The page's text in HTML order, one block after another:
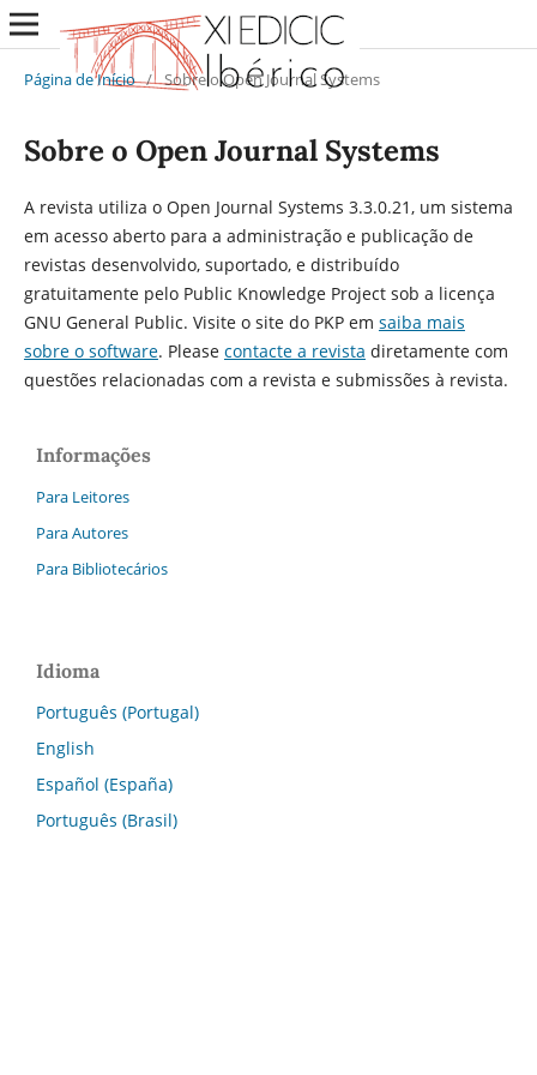
Página de Início / Sobre o Open Journal Systems
Sobre o Open Journal Systems
A revista utiliza o Open Journal Systems 3.3.0.21, um sistema
em acesso aberto para a administração e publicação de
revistas desenvolvido, suportado, e distribuído
gratuitamente pelo Public Knowledge Project sob a licença
GNU General Public. Visite o site do PKP em saiba mais
sobre o software. Please contacte a revista diretamente com
questões relacionadas com a revista e submissões à revista.
Informações
Para Leitores
Para Autores
Para Bibliotecários
Idioma
Português (Portugal)
English
Español (España)
Português (Brasil)